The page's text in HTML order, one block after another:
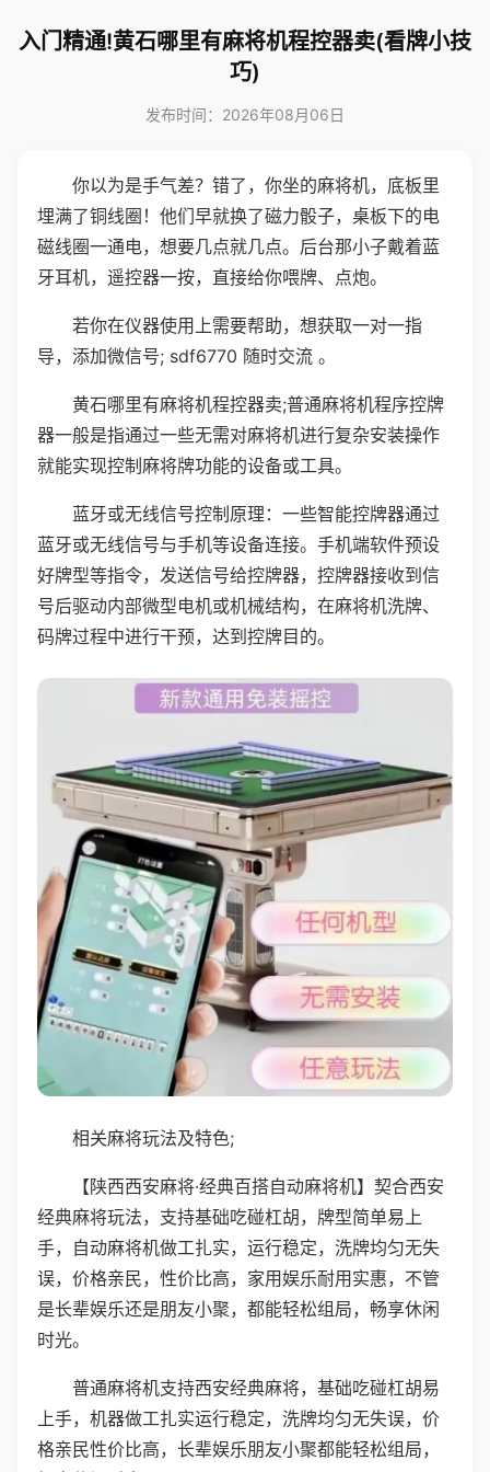
入门精通!黄石哪里有麻将机程控器卖(看牌小技
巧)
发布时间：2026年08月06日
你以为是手气差？错了，你坐的麻将机，底板里
埋满了铜线圈！他们早就换了磁力骰子，桌板下的电
磁线圈一通电，想要几点就几点。后台那小子戴着蓝
牙耳机，遥控器一按，直接给你喂牌、点炮。
若你在仪器使用上需要帮助，想获取一对一指
导，添加微信号; sdf6770 随时交流 。
黄石哪里有麻将机程控器卖;普通麻将机程序控牌
器一般是指通过一些无需对麻将机进行复杂安装操作
就能实现控制麻将牌功能的设备或工具。
蓝牙或无线信号控制原理：一些智能控牌器通过
蓝牙或无线信号与手机等设备连接。手机端软件预设
好牌型等指令，发送信号给控牌器，控牌器接收到信
号后驱动内部微型电机或机械结构，在麻将机洗牌、
码牌过程中进行干预，达到控牌目的。
相关麻将玩法及特色;
【陕西西安麻将·经典百搭自动麻将机】契合西安
经典麻将玩法，支持基础吃碰杠胡，牌型简单易上
手，自动麻将机做工扎实，运行稳定，洗牌均匀无失
误，价格亲民，性价比高，家用娱乐耐用实惠，不管
是长辈娱乐还是朋友小聚，都能轻松组局，畅享休闲
时光。
普通麻将机支持西安经典麻将，基础吃碰杠胡易
上手，机器做工扎实运行稳定，洗牌均匀无失误，价
格亲民性价比高，长辈娱乐朋友小聚都能轻松组局，